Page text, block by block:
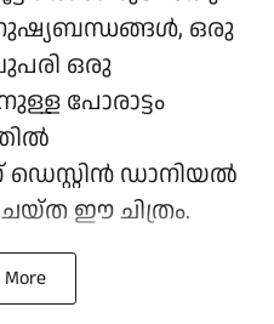
ഒരു
ഒരു
പോരാട്ടം
ഡാനിയൽ
ഈ ചിത്രം.
More